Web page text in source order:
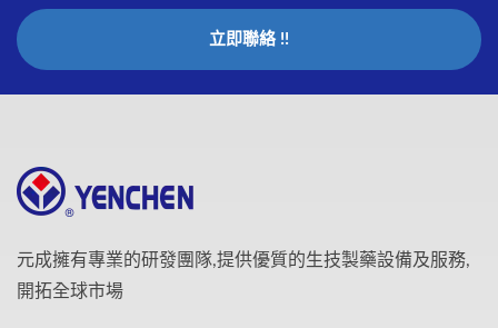
立即聯絡 !!
元成擁有專業的研發團隊,提供優質的生技製藥設備及服務,
開拓全球市場